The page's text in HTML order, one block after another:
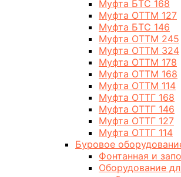
Муфта БТС 168
Муфта ОТТМ 127
Муфта БТС 146
Муфта ОТТМ 245
Муфта ОТТМ 324
Муфта ОТТМ 178
Муфта ОТТМ 168
Муфта ОТТМ 114
Муфта ОТТГ 168
Муфта ОТТГ 146
Муфта ОТТГ 127
Муфта ОТТГ 114
Буровое
Фонтанная и
Оборудование